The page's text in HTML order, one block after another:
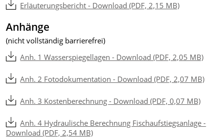
Erläuterungsbericht - Download (PDF, 2,15 MB)
Anhänge
(nicht vollständig barrierefrei)
Anh. 1 Wasserspiegellagen - Download (PDF, 2,05 MB)
Anh. 2 Fotodokumentation - Download (PDF, 2,07 MB)
Anh. 3 Kostenberechnung - Download (PDF, 0,07 MB)
Anh. 4 Hydraulische Berechnung Fischaufstiegsanlage -
Download (PDF, 2,54 MB)